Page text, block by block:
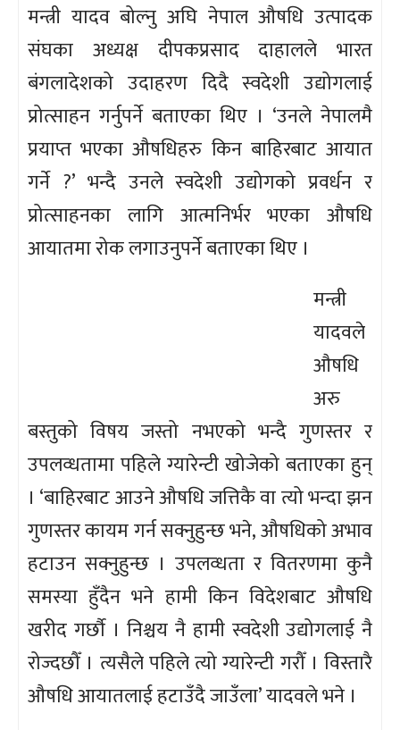
मन्त्री यादव बोल्नु अघि नेपाल औषधि उत्पादक
संघका अध्यक्ष दीपकप्रसाद दाहालले भारत
बंगलादेशको उदाहरण दिदै स्वदेशी उद्योगलाई
प्रोत्साहन गर्नुपर्ने बताएका थिए । ‘उनले नेपालमै
प्रयाप्त भएका औषधिहरु किन बाहिरबाट आयात
गर्ने ?’ भन्दै उनले स्वदेशी उद्योगको प्रवर्धन र
प्रोत्साहनका लागि आत्मनिर्भर भएका औषधि
आयातमा रोक लगाउनुपर्ने बताएका थिए ।
मन्त्री
यादवले
औषधि
अरु
बस्तुको विषय जस्तो नभएको भन्दै गुणस्तर र
उपलव्धतामा पहिले ग्यारेन्टी खोजेको बताएका हुन्
। ‘बाहिरबाट आउने औषधि जत्तिकै वा त्यो भन्दा झन
गुणस्तर कायम गर्न सक्नुहुन्छ भने, औषधिको अभाव
हटाउन सक्नुहुन्छ । उपलव्धता र वितरणमा कुनै
समस्या हुँदैन भने हामी किन विदेशबाट औषधि
खरीद गर्छौ । निश्चय नै हामी स्वदेशी उद्योगलाई नै
रोज्दछौँ । त्यसैले पहिले त्यो ग्यारेन्टी गरौँ । विस्तारै
औषधि आयातलाई हटाउँदै जाउँला’ यादवले भने ।